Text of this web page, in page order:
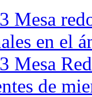
Mesa
en el
Mesa
de